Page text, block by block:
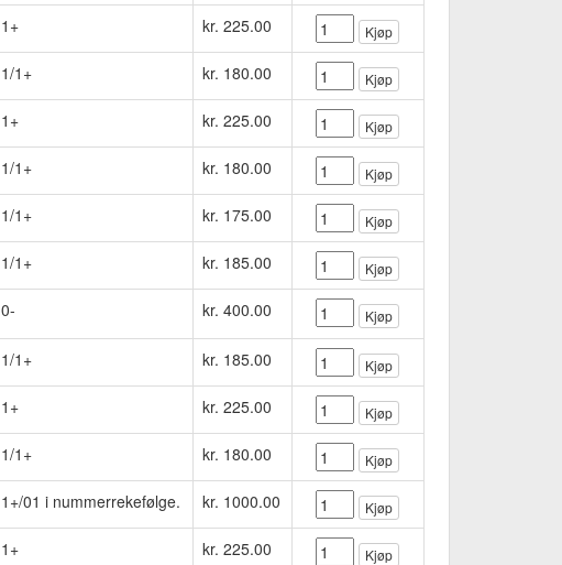
1+ kr. 225.00 Kjøp
1/1+ kr. 180.00 Kjøp
1+ kr. 225.00 Kjøp
1/1+ kr. 180.00 Kjøp
1/1+ kr. 175.00 Kjøp
1/1+ kr. 185.00 Kjøp
0- kr. 400.00 Kjøp
1/1+ kr. 185.00 Kjøp
1+ kr. 225.00 Kjøp
1/1+ kr. 180.00 Kjøp
1+/01 i nummerrekefølge. kr. 1000.00 Kjøp
1+ kr. 225.00 Kjøp